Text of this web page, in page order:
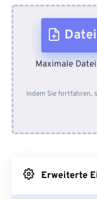
Maximale
Indem Sie fortfahren,
Erweiterte